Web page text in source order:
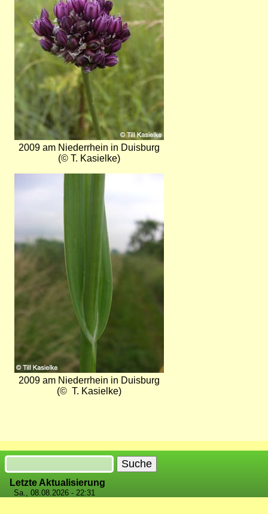
2009 am Niederrhein in Duisburg
(© T. Kasielke)
2009 am Niederrhein in Duisburg
(© T. Kasielke)
Suche
Letzte Aktualisierung
Sa., 08.08.2026 - 22:31